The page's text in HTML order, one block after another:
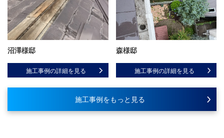
沼澤様邸
施工事例の詳細を見る
森様邸
施工事例の詳細を見る
施工事例をもっと見る